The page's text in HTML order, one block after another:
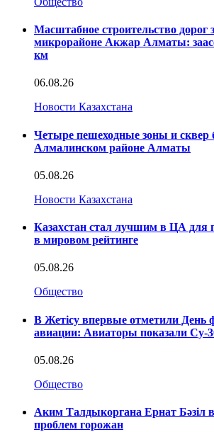
Масштабное строительство дорог
микрорайоне Акжар Алматы:
км
06.08.26
Новости Казахстана
Четыре пешеходные зоны и сквер
Алмалинском районе Алматы
05.08.26
Новости Казахстана
Казахстан стал лучшим в ЦА для
в мировом рейтинге
05.08.26
Общество
В Жетісу впервые отметили День
авиации: Авиаторы показали
05.08.26
Общество
Аким Талдыкоргана Ернат Бәзіл
проблем горожан